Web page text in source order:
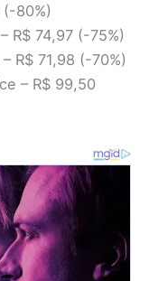
80%)
R$ 74,97 (-75%)
R$ 71,98 (-70%)
– R$ 99,50